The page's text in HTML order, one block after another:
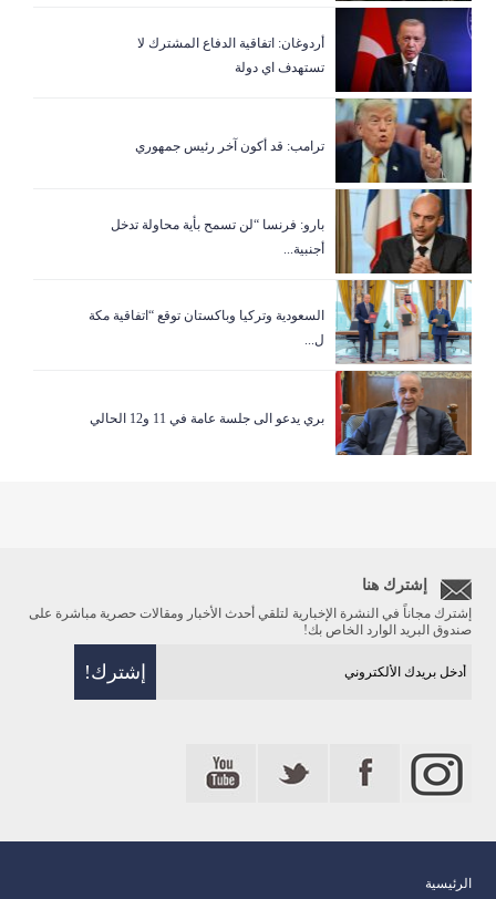
أردوغان: اتفاقية الدفاع المشترك لا
تستهدف اي دولة
ترامب: قد أكون آخر رئيس جمهوري
بارو: فرنسا “لن تسمح بأية محاولة تدخل
أجنبية...
السعودية وتركيا وباكستان توقع “اتفاقية مكة
ل...
بري يدعو الى جلسة عامة في 11 و12 الحالي
إشترك هنا
إشترك مجاناً في النشرة الإخبارية لتلقي أحدث الأخبار ومقالات حصرية مباشرة على
صندوق البريد الوارد الخاص بك!
الرئيسية